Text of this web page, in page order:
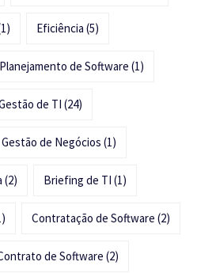
Eficiência (5)
Planejamento de Software (1)
de TI (24)
Gestão de Negócios (1)
(2) Briefing de TI (1)
Contratação de Software (2)
de Software (2)